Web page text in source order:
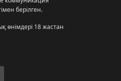
берілген.
өнімдері 18 жастан